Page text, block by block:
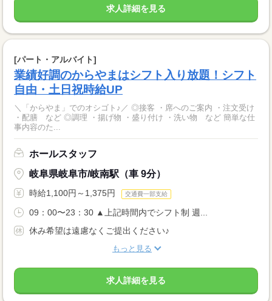
求人詳細を見る
[パート・アルバイト]
業績好調のからやまはシフト入り放題！シフト
自由・土日祝時給UP
＼「からやま」でのオシゴト♪／ ◎接客 ・席へのご案内 ・注文受け
・配膳 など ◎調理 ・揚げ物 ・盛り付け ・洗い物 など 簡単な仕
事内容のた...
ホールスタッフ
岐阜県岐阜市/岐南駅（車 9分）
時給1,100円～1,375円 交通費一部支給
09：00〜23：30 ▲上記時間内でシフト制 週...
休み希望は遠慮なくご提出ください♪
もっと見る
求人詳細を見る